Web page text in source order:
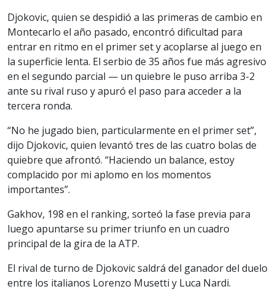
Djokovic, quien se despidió a las primeras de cambio en
Montecarlo el año pasado, encontró dificultad para
entrar en ritmo en el primer set y acoplarse al juego en
la superficie lenta. El serbio de 35 años fue más agresivo
en el segundo parcial — un quiebre le puso arriba 3-2
ante su rival ruso y apuró el paso para acceder a la
tercera ronda.
“No he jugado bien, particularmente en el primer set”,
dijo Djokovic, quien levantó tres de las cuatro bolas de
quiebre que afrontó. “Haciendo un balance, estoy
complacido por mi aplomo en los momentos
importantes”.
Gakhov, 198 en el ranking, sorteó la fase previa para
luego apuntarse su primer triunfo en un cuadro
principal de la gira de la ATP.
El rival de turno de Djokovic saldrá del ganador del duelo
entre los italianos Lorenzo Musetti y Luca Nardi.